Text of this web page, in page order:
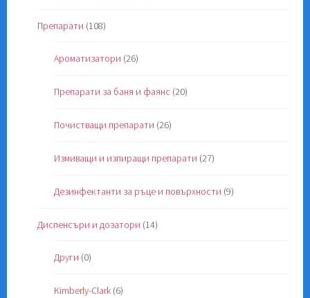
Препарати (108)
Ароматизатори (26)
Препарати за баня и фаянс (20)
Почистващи препарати (26)
Измиващи и изпиращи препарати (27)
Дезинфектанти за ръце и повърхности (9)
Диспенсъри и дозатори (14)
Други (0)
Kimberly-Clark (6)